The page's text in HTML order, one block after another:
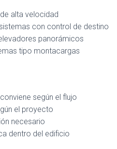
alta velocidad
con control de destino
panorámicos
tipo montacargas
según el flujo
el proyecto
necesario
dentro del edificio